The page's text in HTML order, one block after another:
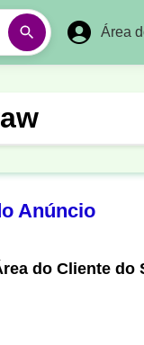
Área
Pesca
Anúncio
do Cliente do